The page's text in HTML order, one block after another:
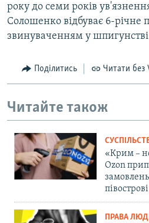
року до семи років
Солошенко відбуває 6-річне
звинуваченням у
Поділитись Читати без
Читайте також
«Крим –
Ozon
півострові
ПРАВА